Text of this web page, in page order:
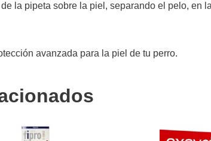
la pipeta sobre la piel, separando el pelo, en
avanzada para la piel de tu perro.